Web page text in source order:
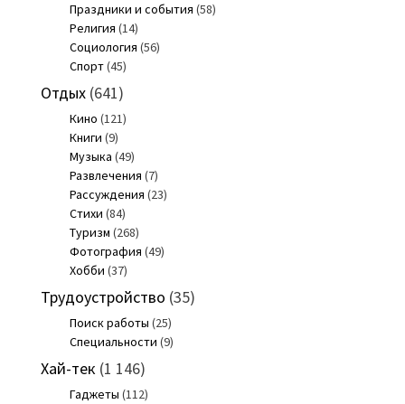
Праздники и события (58)
Религия (14)
Социология (56)
Спорт(45)
Отдых(641)
Кино (121)
Книги (9)
Музыка (49)
Развлечения (7)
Рассуждения (23)
Стихи (84)
Туризм (268)
Фотография (49)
Хобби (37)
Трудоустройство (35)
Поиск работы (25)
Специальности (9)
Хай-тек (1 146)
Гаджеты (112)